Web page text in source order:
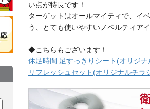
い点が特長です！
ターゲットはオールマイティで、イ
う、とても使いやすいノベルティアイ
◆こちらもございます！
休足時間 足すっきりシート(オリジナ
リフレッシュセット(オリジナルチラ